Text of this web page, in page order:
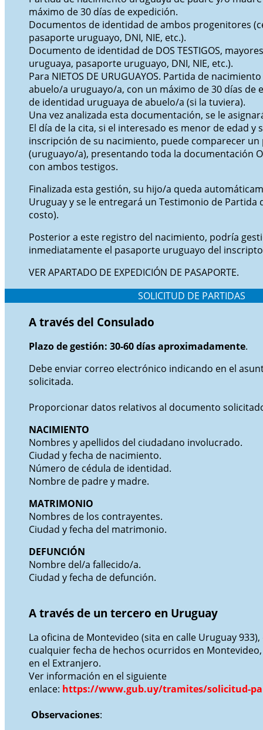
máximo de 30 días de expedición.
Documentos de identidad de ambos progenitores
pasaporte uruguayo, DNI, NIE, etc.).
Documento de identidad de DOS TESTIGOS,
uruguaya, pasaporte uruguayo, DNI, NIE, etc.).
Para NIETOS DE URUGUAYOS. Partida de
abuelo/a uruguayo/a, con un máximo de 30 días de
de identidad uruguaya de abuelo/a (si la tuviera).
Una vez analizada esta documentación, se le
El día de la cita, si el interesado es menor de edad y
inscripción de su nacimiento, puede comparecer
(uruguayo/a), presentando toda la documentación
con ambos testigos.
Finalizada esta gestión, su hijo/a queda
Uruguay y se le entregará un Testimonio de Partida
costo).
Posterior a este registro del nacimiento, podría
inmediatamente el pasaporte uruguayo del
VER APARTADO DE EXPEDICIÓN DE PASAPORTE.
SOLICITUD DE PARTIDAS
A través del Consulado
Plazo de gestión: 30-60 días aproximadamente.
Debe enviar correo electrónico indicando en el
solicitada.
Proporcionar datos relativos al documento
NACIMIENTO
Nombres y apellidos del ciudadano involucrado.
Ciudad y fecha de nacimiento.
Número de cédula de identidad.
Nombre de padre y madre.
MATRIMONIO
Nombres de los contrayentes.
Ciudad y fecha del matrimonio.
DEFUNCIÓN
Nombre del/a fallecido/a.
Ciudad y fecha de defunción.
A través de un tercero en Uruguay
La oficina de Montevideo (sita en calle Uruguay
cualquier fecha de hechos ocurridos en
en el Extranjero.
Ver información en el siguiente
enlace: https://www.gub.uy/tramites/solicitud-
Observaciones: